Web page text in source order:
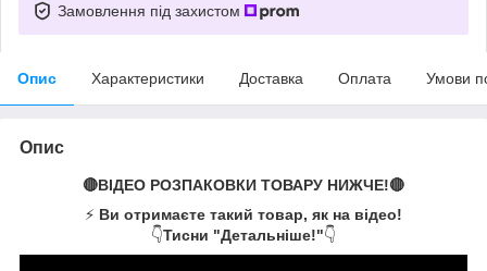
Замовлення під захистом
Опис Характеристики Доставка Оплата Умови
Опис
🔴ВІДЕО РОЗПАКОВКИ ТОВАРУ НИЖЧЕ!🔴
⚡ Ви отримаєте такий товар, як на відео!
👇Тисни "Детальніше!"👇